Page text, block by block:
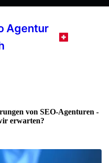
Agentur
von SEO-Agenturen -
erwarten?